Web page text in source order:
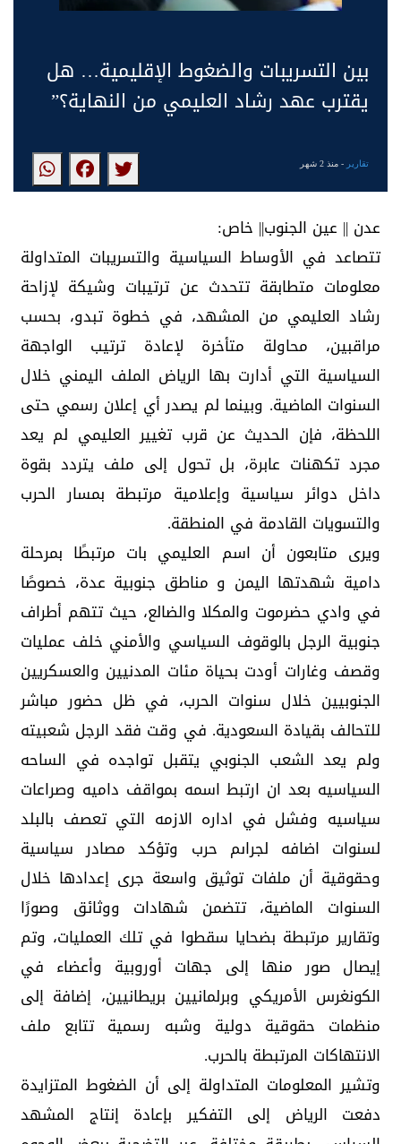
بين التسريبات والضغوط الإقليمية… هل
يقترب عهد رشاد العليمي من النهاية؟”
تقارير - منذ 2 شهر
عدن || عين الجنوب|| خاص:
تتصاعد في الأوساط السياسية والتسريبات المتداولة
معلومات متطابقة تتحدث عن ترتيبات وشيكة لإزاحة
رشاد العليمي من المشهد، في خطوة تبدو، بحسب
مراقبين، محاولة متأخرة لإعادة ترتيب الواجهة
السياسية التي أدارت بها الرياض الملف اليمني خلال
السنوات الماضية. وبينما لم يصدر أي إعلان رسمي حتى
اللحظة، فإن الحديث عن قرب تغيير العليمي لم يعد
مجرد تكهنات عابرة، بل تحول إلى ملف يتردد بقوة
داخل دوائر سياسية وإعلامية مرتبطة بمسار الحرب
والتسويات القادمة في المنطقة.
ويرى متابعون أن اسم العليمي بات مرتبطًا بمرحلة
دامية شهدتها اليمن و مناطق جنوبية عدة، خصوصًا
في وادي حضرموت والمكلا والضالع، حيث تتهم أطراف
جنوبية الرجل بالوقوف السياسي والأمني خلف عمليات
وقصف وغارات أودت بحياة مئات المدنيين والعسكريين
الجنوبيين خلال سنوات الحرب، في ظل حضور مباشر
للتحالف بقيادة السعودية. في وقت فقد الرجل شعبيته
ولم يعد الشعب الجنوبي يتقبل تواجده في الساحه
السياسيه بعد ان ارتبط اسمه بمواقف داميه وصراعات
سياسيه وفشل في اداره الازمه التي تعصف بالبلد
لسنوات اضافه لجراىم حرب وتؤكد مصادر سياسية
وحقوقية أن ملفات توثيق واسعة جرى إعدادها خلال
السنوات الماضية، تتضمن شهادات ووثائق وصورًا
وتقارير مرتبطة بضحايا سقطوا في تلك العمليات، وتم
إيصال صور منها إلى جهات أوروبية وأعضاء في
الكونغرس الأمريكي وبرلمانيين بريطانيين، إضافة إلى
منظمات حقوقية دولية وشبه رسمية تتابع ملف
الانتهاكات المرتبطة بالحرب.
وتشير المعلومات المتداولة إلى أن الضغوط المتزايدة
دفعت الرياض إلى التفكير بإعادة إنتاج المشهد